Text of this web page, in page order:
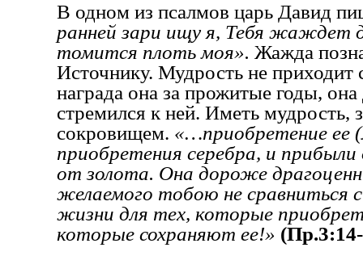
В одном из псалмов царь Давид
ранней зари ищу я, Тебя жаждет
томится плоть моя». Жажда
Источнику. Мудрость не приходит
награда она за прожитые годы,
стремился к ней. Иметь мудрость,
сокровищем. «…приобретение ее
приобретения серебра, и
от золота. Она дороже
желаемого тобою не сравниться
жизни для тех, которые
которые сохраняют ее!»